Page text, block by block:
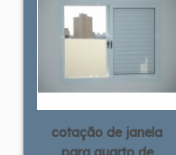
cotação de janela